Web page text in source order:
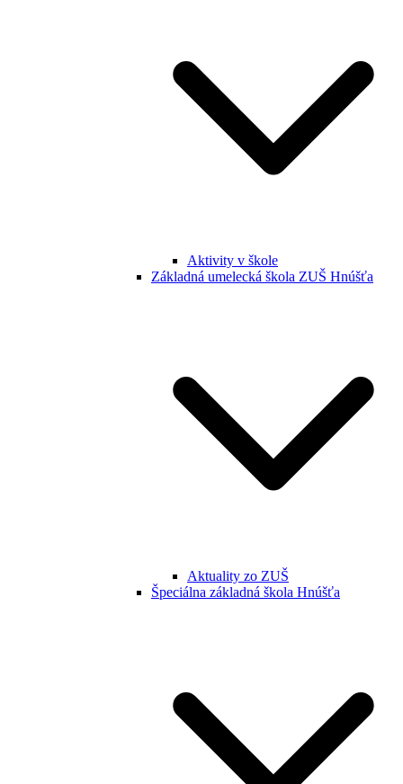
Aktivity v škole
Základná umelecká škola ZUŠ Hnúšťa
Aktuality zo ZUŠ
Špeciálna základná škola Hnúšťa